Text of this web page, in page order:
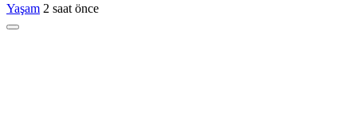
Yaşam 2 saat önce